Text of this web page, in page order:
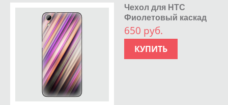
Чехол для HTC
Фиолетовый каскад
650 руб.
КУПИТЬ